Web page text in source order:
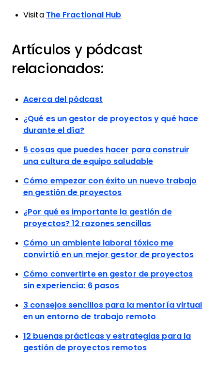
Visita The Fractional Hub
Artículos y pódcast
relacionados:
Acerca del pódcast
¿Qué es un gestor de proyectos y qué hace
durante el día?
5 cosas que puedes hacer para construir
una cultura de equipo saludable
Cómo empezar con éxito un nuevo trabajo
en gestión de proyectos
¿Por qué es importante la gestión de
proyectos? 12 razones sencillas
Cómo un ambiente laboral tóxico me
convirtió en un mejor gestor de proyectos
Cómo convertirte en gestor de proyectos
sin experiencia: 6 pasos
3 consejos sencillos para la mentoría virtual
en un entorno de trabajo remoto
12 buenas prácticas y estrategias para la
gestión de proyectos remotos